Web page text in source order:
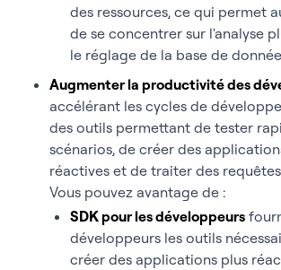
des ressources, ce qui permet
de se concentrer sur l'analyse
le réglage de la base de
Augmenter la productivité des
accélérant les cycles de
des outils permettant de tester
scénarios, de créer des
réactives et de traiter des
Vous pouvez avantage de :
SDK pour les développeurs
développeurs les outils
créer des applications plus